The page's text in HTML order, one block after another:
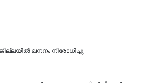
ഖനനം നിരോധിച്ചു